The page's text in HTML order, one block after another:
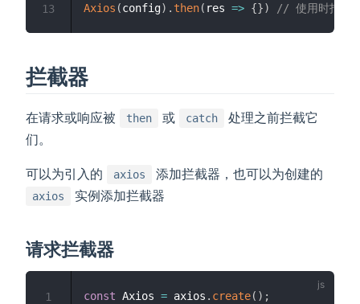
Axios (config) . then( res => {}) // 使用时指定
13
拦截器
在请求或响应被 then 或 catch
处理之前拦截它
们。
可以为引入的 axios 添加拦截器，也可以为创建的
axios 实例添加拦截器
请求拦截器
const Axios = axios . create( ) ;
1